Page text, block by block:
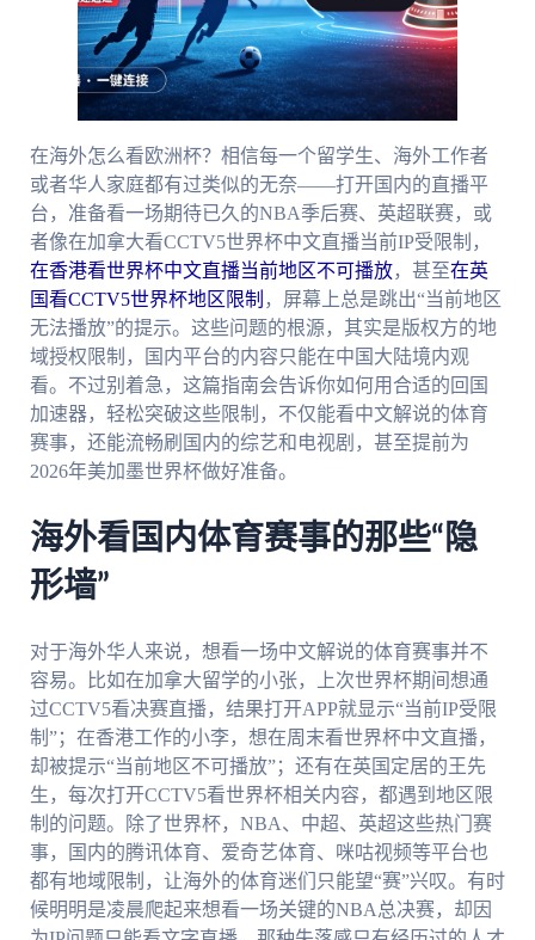
在海外怎么看欧洲杯？相信每一个留学生、海外工作者
或者华人家庭都有过类似的无奈——打开国内的直播平
台，准备看一场期待已久的NBA季后赛、英超联赛，或
者像在加拿大看CCTV5世界杯中文直播当前IP受限制，
在香港看世界杯中文直播当前地区不可播放，甚至在英
国看CCTV5世界杯地区限制 ，屏幕上总是跳出“当前地区
无法播放”的提示。这些问题的根源，其实是版权方的地
域授权限制，国内平台的内容只能在中国大陆境内观
看。不过别着急，这篇指南会告诉你如何用合适的回国
加速器，轻松突破这些限制，不仅能看中文解说的体育
赛事，还能流畅刷国内的综艺和电视剧，甚至提前为
2026年美加墨世界杯做好准备。
海外看国内体育赛事的那些“隐
形墙”
对于海外华人来说，想看一场中文解说的体育赛事并不
容易。比如在加拿大留学的小张，上次世界杯期间想通
过CCTV5看决赛直播，结果打开APP就显示“当前IP受限
制”；在香港工作的小李，想在周末看世界杯中文直播，
却被提示“当前地区不可播放”；还有在英国定居的王先
生，每次打开CCTV5看世界杯相关内容，都遇到地区限
制的问题。除了世界杯，NBA、中超、英超这些热门赛
事，国内的腾讯体育、爱奇艺体育、咪咕视频等平台也
都有地域限制，让海外的体育迷们只能望“赛”兴叹。有时
候明明是凌晨爬起来想看一场关键的NBA总决赛，却因